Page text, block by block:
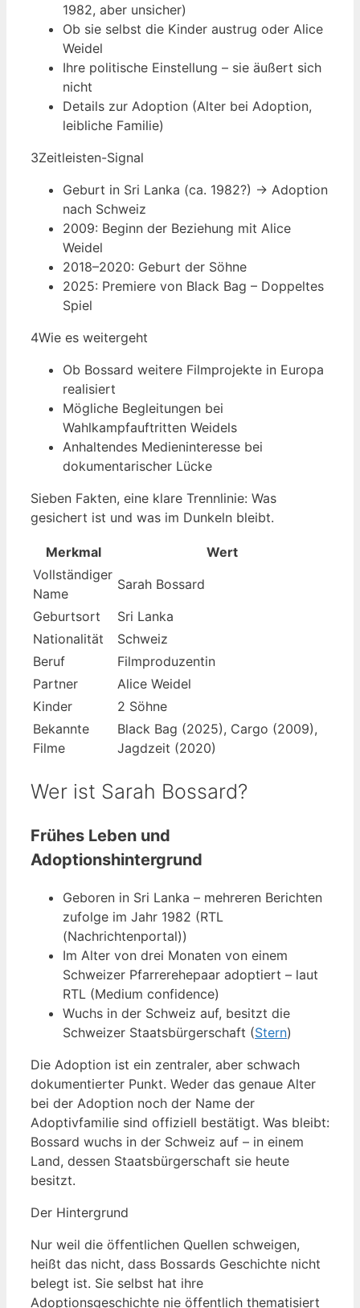
1982, aber unsicher)
Ob sie selbst die Kinder austrug oder Alice
Weidel
Ihre politische Einstellung – sie äußert sich
nicht
Details zur Adoption (Alter bei Adoption,
leibliche Familie)
3Zeitleisten-Signal
Geburt in Sri Lanka (ca. 1982?) → Adoption
nach Schweiz
2009: Beginn der Beziehung mit Alice
Weidel
2018–2020: Geburt der Söhne
2025: Premiere von Black Bag – Doppeltes
Spiel
4Wie es weitergeht
Ob Bossard weitere Filmprojekte in Europa
realisiert
Mögliche Begleitungen bei
Wahlkampfauftritten Weidels
Anhaltendes Medieninteresse bei
dokumentarischer Lücke
Sieben Fakten, eine klare Trennlinie: Was
gesichert ist und was im Dunkeln bleibt.
Merkmal
Wert
Vollständiger
Name
Sarah Bossard
Geburtsort
Sri Lanka
Nationalität
Schweiz
Beruf
Filmproduzentin
Partner
Alice Weidel
Kinder
2 Söhne
Bekannte
Filme
Black Bag (2025), Cargo (2009),
Jagdzeit (2020)
Wer ist Sarah Bossard?
Frühes Leben und
Adoptionshintergrund
Geboren in Sri Lanka – mehreren Berichten
zufolge im Jahr 1982 (RTL
(Nachrichtenportal))
Im Alter von drei Monaten von einem
Schweizer Pfarrerehepaar adoptiert – laut
RTL (Medium confidence)
Wuchs in der Schweiz auf, besitzt die
Schweizer Staatsbürgerschaft (Stern)
Die Adoption ist ein zentraler, aber schwach
dokumentierter Punkt. Weder das genaue Alter
bei der Adoption noch der Name der
Adoptivfamilie sind offiziell bestätigt. Was bleibt:
Bossard wuchs in der Schweiz auf – in einem
Land, dessen Staatsbürgerschaft sie heute
besitzt.
Der Hintergrund
Nur weil die öffentlichen Quellen schweigen,
heißt das nicht, dass Bossards Geschichte nicht
belegt ist. Sie selbst hat ihre
Adoptionsgeschichte nie öffentlich thematisiert